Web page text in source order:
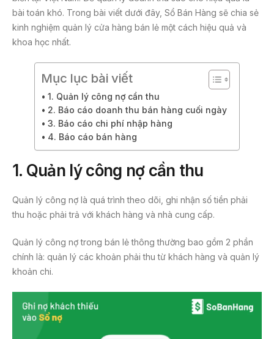
e
b
o
o
k
er
bài toán khó. Trong bài viết dưới đây, Sổ Bán Hàng sẽ chia sẻ
kinh nghiệm quản lý cửa hàng bán lẻ một cách hiệu quả và
khoa học nhất.
Mục lục bài viết
1. Quản lý công nợ cần thu
2. Báo cáo doanh thu bán hàng cuối ngày
3. Báo cáo chi phí nhập hàng
4. Báo cáo bán hàng
1. Quản lý công nợ cần thu
Quản lý công nợ là quá trình theo dõi, ghi nhận số tiền phải
thu hoặc phải trả với khách hàng và nhà cung cấp.
Quản lý công nợ trong bán lẻ thông thường bao gồm 2 phần
chính là: quản lý các khoản phải thu từ khách hàng và quản lý
khoản chi.